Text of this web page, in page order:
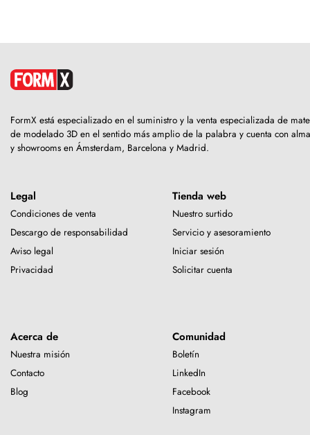
FormX está especializado en el suministro y la venta especializada de
de modelado 3D en el sentido más amplio de la palabra y cuenta con
y showrooms en Ámsterdam, Barcelona y Madrid.
Legal
Condiciones de venta
Descargo de responsabilidad
Aviso legal
Privacidad
Tienda web
Nuestro surtido
Servicio y asesoramiento
Iniciar sesión
Solicitar cuenta
Acerca de
Nuestra misión
Contacto
Blog
Comunidad
Boletín
LinkedIn
Facebook
Instagram